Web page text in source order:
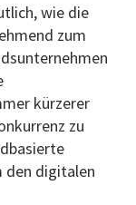
wie die
zum
kürzerer
zu
den digitalen